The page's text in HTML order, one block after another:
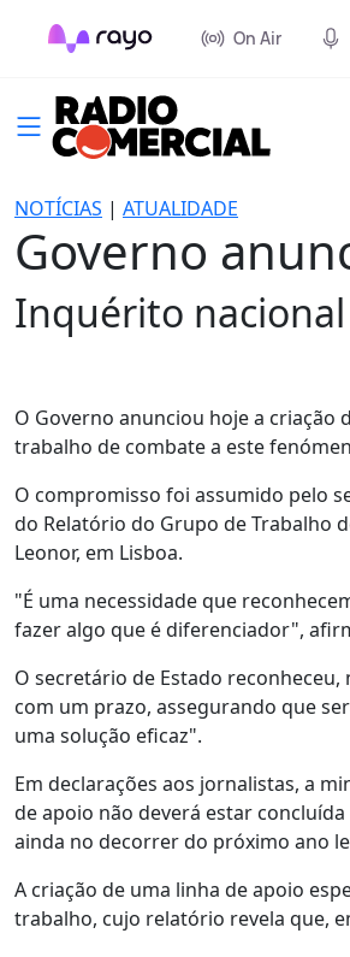
On Air
NOTÍCIAS | ATUALIDADE
Governo
Inquérito
O Governo anunciou hoje a
trabalho de combate a este
O compromisso foi assumido pelo
do Relatório do Grupo de Trabalho
Leonor, em Lisboa.
"É uma necessidade que
fazer algo que é diferenciador",
O secretário de Estado
com um prazo, assegurando que
uma solução eficaz".
Em declarações aos jornalistas, a
de apoio não deverá estar
ainda no decorrer do próximo ano
A criação de uma linha de apoio
trabalho, cujo relatório revela que,